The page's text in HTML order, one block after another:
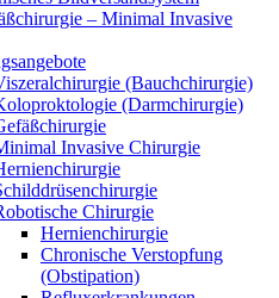
– Minimal Invasive
(Bauchchirurgie)
(Darmchirurgie)
Invasive Chirurgie
Chirurgie
Hernienchirurgie
Chronische Verstopfung
(Obstipation)